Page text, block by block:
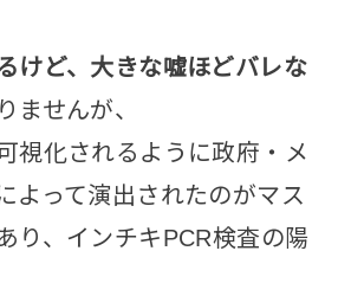
けど、大きな嘘ほどバレな
ませんが、
視化されるように政府・メ
よって演出されたのがマス
り、インチキPCR検査の陽